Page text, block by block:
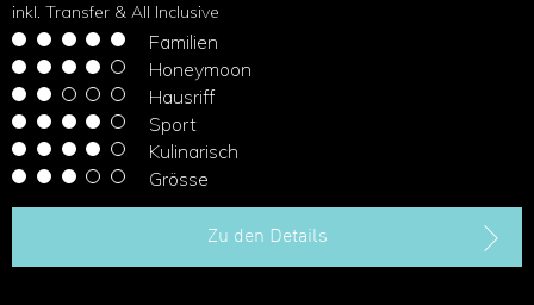
inkl. Transfer & All Inclusive
Familien
Honeymoon
Hausriff
Sport
Kulinarisch
Grösse
Zu den Details